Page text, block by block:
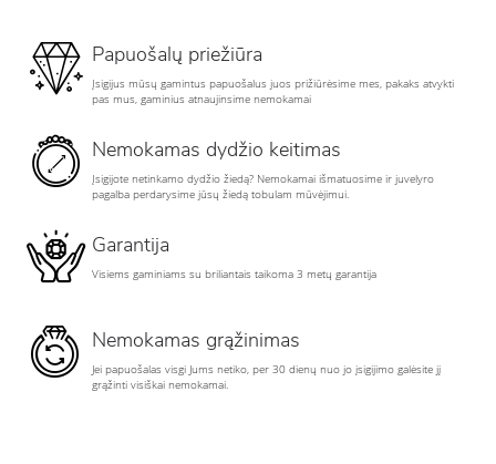
Papuošalų priežiūra
Įsigijus mūsų gamintus papuošalus juos prižiūrėsime mes, pakaks atvykti
pas mus, gaminius atnaujinsime nemokamai
Nemokamas dydžio keitimas
Įsigijote netinkamo dydžio žiedą? Nemokamai išmatuosime ir juvelyro
pagalba perdarysime jūsų žiedą tobulam mūvėjimui.
Garantija
Visiems gaminiams su briliantais taikoma 3 metų garantija
Nemokamas grąžinimas
Jei papuošalas visgi Jums netiko, per 30 dienų nuo jo įsigijimo galėsite jį
grąžinti visiškai nemokamai.